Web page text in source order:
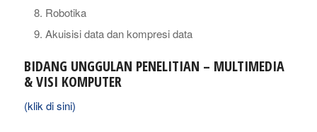
Robotika
Akuisisi data dan kompresi data
BIDANG UNGGULAN PENELITIAN – MULTIMEDIA
& VISI KOMPUTER
(klik di sini)